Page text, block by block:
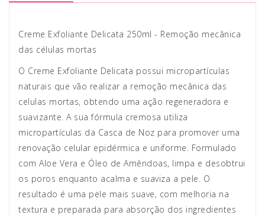
Creme Exfoliante Delicata 250ml - Remoção mecânica
das células mortas
O Creme Exfoliante Delicata possui micropartículas
naturais que vão realizar a remoção mecânica das
celulas mortas, obtendo uma ação regeneradora e
suavizante. A sua fórmula cremosa utiliza
micropartículas da Casca de Noz para promover uma
renovação celular epidérmica e uniforme. Formulado
com Aloe Vera e Óleo de Amêndoas, limpa e desobtrui
os poros enquanto acalma e suaviza a pele. O
resultado é uma pele mais suave, com melhoria na
textura e preparada para absorção dos ingredientes